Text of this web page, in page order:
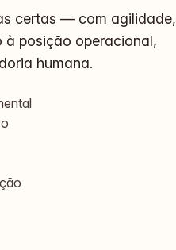
certas — com agilidade,
à posição operacional,
humana.